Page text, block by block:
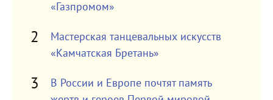
«Газпромом»
Мастерская танцевальных искусств
«Камчатская Бретань»
В России и Европе почтят память